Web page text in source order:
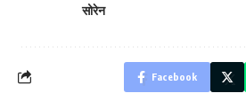
सोरेन
Facebook